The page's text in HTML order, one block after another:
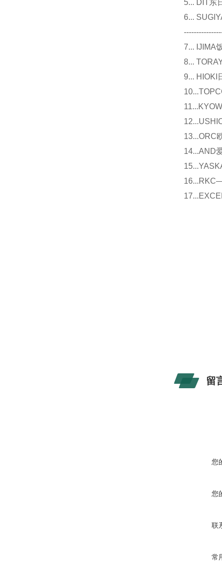
5... DIT东
6...
7... IJIMA
8...
9... HIOKI
13...ORC
14...AND
留
您
您
联
常